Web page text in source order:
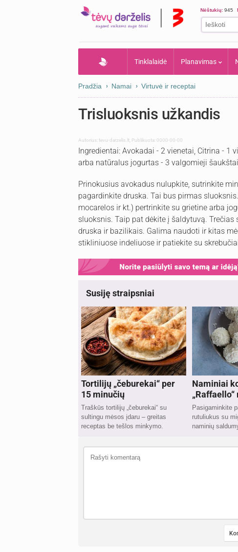
Nėštukių: 945
Tinklalaidė Planavimas
Pradžia Namai Virtuvė ir receptai
Trisluoksnis užkandis
Autorius:tevu-darzelis.lt Publikuota: 0000-00-00
Ingredientai: Avokadai - 2 vienetai, Citrina - 1
arba natūralus jogurtas - 3 valgomieji
Prinokusius avokadus nulupkite, sutrinkite
pagardinkite druska. Tai bus pirmas
mocarelos ir kt.) pertrinkite su grietine arba
sluoksnis. Taip pat dėkite į šaldytuvą.
druska ir bazilikais. Galima naudoti ir kitas
stikliniuose indeliuose ir patiekite su
Susiję straipsniai
Tortilijų „čeburekai“ per
15 minučių
Traškūs tortilijų „čeburekai“ su
sultingu mėsos įdaru – greitas
receptas be tešlos minkymo.
Naminiai
Pasigaminkite
rutuliukus su
naminių